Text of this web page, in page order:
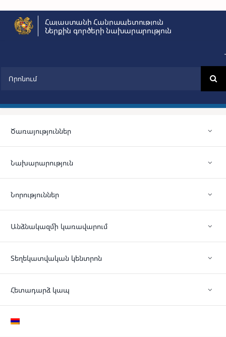
content
Հայաստանի Հանրապետություն
Ներքին գործերի նախարարություն
Ծառայություններ
Նախարարություն
Նորություններ
Անձնակազմի կառավարում
Տեղեկատվական կենտրոն
Հետադարձ կապ